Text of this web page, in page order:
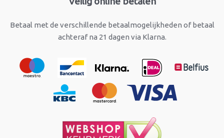
Betaal met de verschillende betaalmogelijkheden of betaal
achteraf na 21 dagen via Klarna.